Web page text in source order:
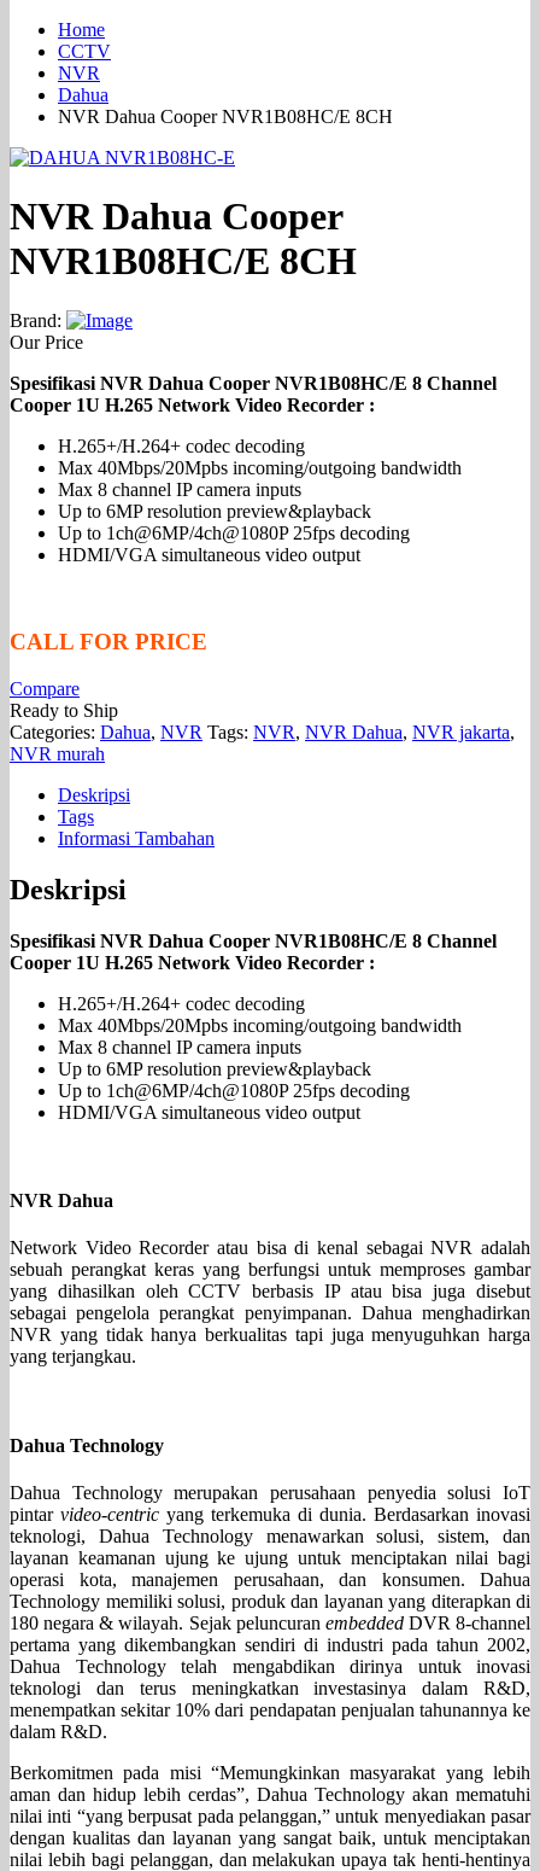
Home
CCTV
NVR
Dahua
NVR Dahua Cooper NVR1B08HC/E 8CH
NVR Dahua Cooper
NVR1B08HC/E 8CH
Brand:
Our Price
Spesifikasi NVR Dahua Cooper NVR1B08HC/E 8 Channel
Cooper 1U H.265 Network Video Recorder :
H.265+/H.264+ codec decoding
Max 40Mbps/20Mpbs incoming/outgoing bandwidth
Max 8 channel IP camera inputs
Up to 6MP resolution preview&playback
Up to 1ch@6MP/4ch@1080P 25fps decoding
HDMI/VGA simultaneous video output
CALL FOR PRICE
Compare
Ready to Ship
Categories: Dahua, NVR Tags: NVR, NVR Dahua, NVR jakarta,
NVR murah
Deskripsi
Tags
Informasi Tambahan
Deskripsi
Spesifikasi NVR Dahua Cooper NVR1B08HC/E 8 Channel
Cooper 1U H.265 Network Video Recorder :
H.265+/H.264+ codec decoding
Max 40Mbps/20Mpbs incoming/outgoing bandwidth
Max 8 channel IP camera inputs
Up to 6MP resolution preview&playback
Up to 1ch@6MP/4ch@1080P 25fps decoding
HDMI/VGA simultaneous video output
NVR Dahua
Network Video Recorder atau bisa di kenal sebagai NVR adalah
sebuah perangkat keras yang berfungsi untuk memproses gambar
yang dihasilkan oleh CCTV berbasis IP atau bisa juga disebut
sebagai pengelola perangkat penyimpanan. Dahua menghadirkan
NVR yang tidak hanya berkualitas tapi juga menyuguhkan harga
yang terjangkau.
Dahua Technology
Dahua Technology merupakan perusahaan penyedia solusi IoT
pintar video-centric yang terkemuka di dunia. Berdasarkan inovasi
teknologi, Dahua Technology menawarkan solusi, sistem, dan
layanan keamanan ujung ke ujung untuk menciptakan nilai bagi
operasi kota, manajemen perusahaan, dan konsumen. Dahua
Technology memiliki solusi, produk dan layanan yang diterapkan di
180 negara & wilayah. Sejak peluncuran embeddedDVR 8-channel
pertama yang dikembangkan sendiri di industri pada tahun 2002,
Dahua Technology telah mengabdikan dirinya untuk inovasi
teknologi dan terus meningkatkan investasinya dalam R&D,
menempatkan sekitar 10% dari pendapatan penjualan tahunannya ke
dalam R&D.
Berkomitmen pada misi “Memungkinkan masyarakat yang lebih
aman dan hidup lebih cerdas”, Dahua Technology akan mematuhi
nilai inti “yang berpusat pada pelanggan,” untuk menyediakan pasar
dengan kualitas dan layanan yang sangat baik, untuk menciptakan
nilai lebih bagi pelanggan, dan melakukan upaya tak henti-hentinya